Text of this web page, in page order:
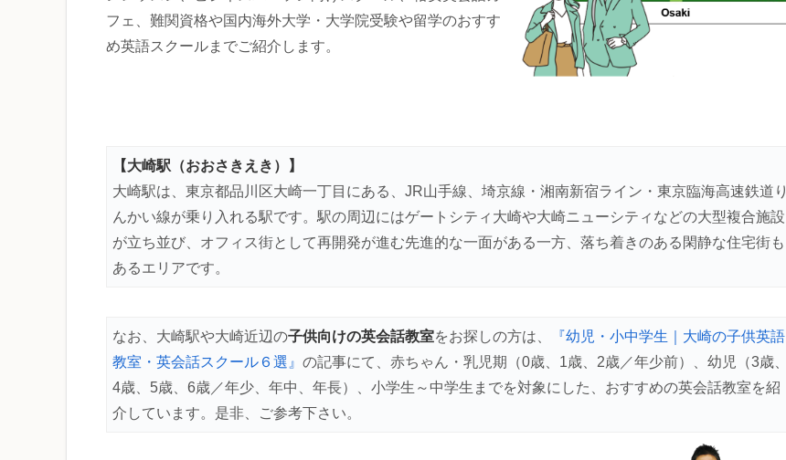
フェ、難関資格や国内海外大学・大学院受験や留学のおすす
め英語スクールまでご紹介します。
【大崎駅（おおさきえき）】
大崎駅は、東京都品川区大崎一丁目にある、JR山手線、埼京線・湘南新宿ライン・東京臨海高速鉄道り
んかい線が乗り入れる駅です。駅の周辺にはゲートシティ大崎や大崎ニューシティなどの大型複合施設
が立ち並び、オフィス街として再開発が進む先進的な一面がある一方、落ち着きのある閑静な住宅街も
あるエリアです。
なお、大崎駅や大崎近辺の子供向けの英会話教室をお探しの方は、
『幼児・小中学生｜大崎の子供英語
教室・英会話スクール６選』 の記事にて、赤ちゃん・乳児期（0歳、1歳、2歳／年少前）、幼児（3歳、
4歳、5歳、6歳／年少、年中、年長）、小学生～中学生までを対象にした、おすすめの英会話教室を紹
介しています。是非、ご参考下さい。